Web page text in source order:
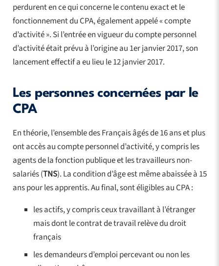
perdurent en ce qui concerne le contenu exact et le
fonctionnement du CPA, également appelé « compte
d’activité ». Si l’entrée en vigueur du compte personnel
d’activité était prévu à l’origine au 1er janvier 2017, son
lancement effectif a eu lieu le 12 janvier 2017.
Les personnes concernées par le
CPA
En théorie, l’ensemble des Français âgés de 16 ans et plus
ont accès au compte personnel d’activité, y compris les
agents de la fonction publique et les travailleurs non-
salariés (TNS). La condition d’âge est même abaissée à 15
ans pour les apprentis. Au final, sont éligibles au CPA :
les actifs, y compris ceux travaillant à l’étranger
mais dont le contrat de travail relève du droit
français
les demandeurs d’emploi percevant ou non les